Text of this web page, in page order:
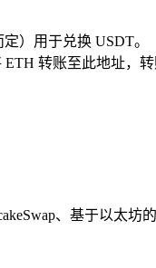
）用于兑换 USDT。
转账至此地址，
、基于以太坊的